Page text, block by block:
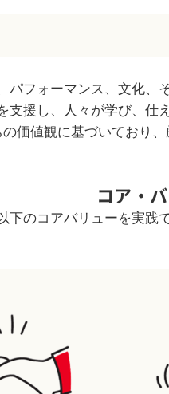
パフォーマンス、文化、
援し、人々が学び、仕
価値観に基づいており
コア・
下のコアバリューを実践